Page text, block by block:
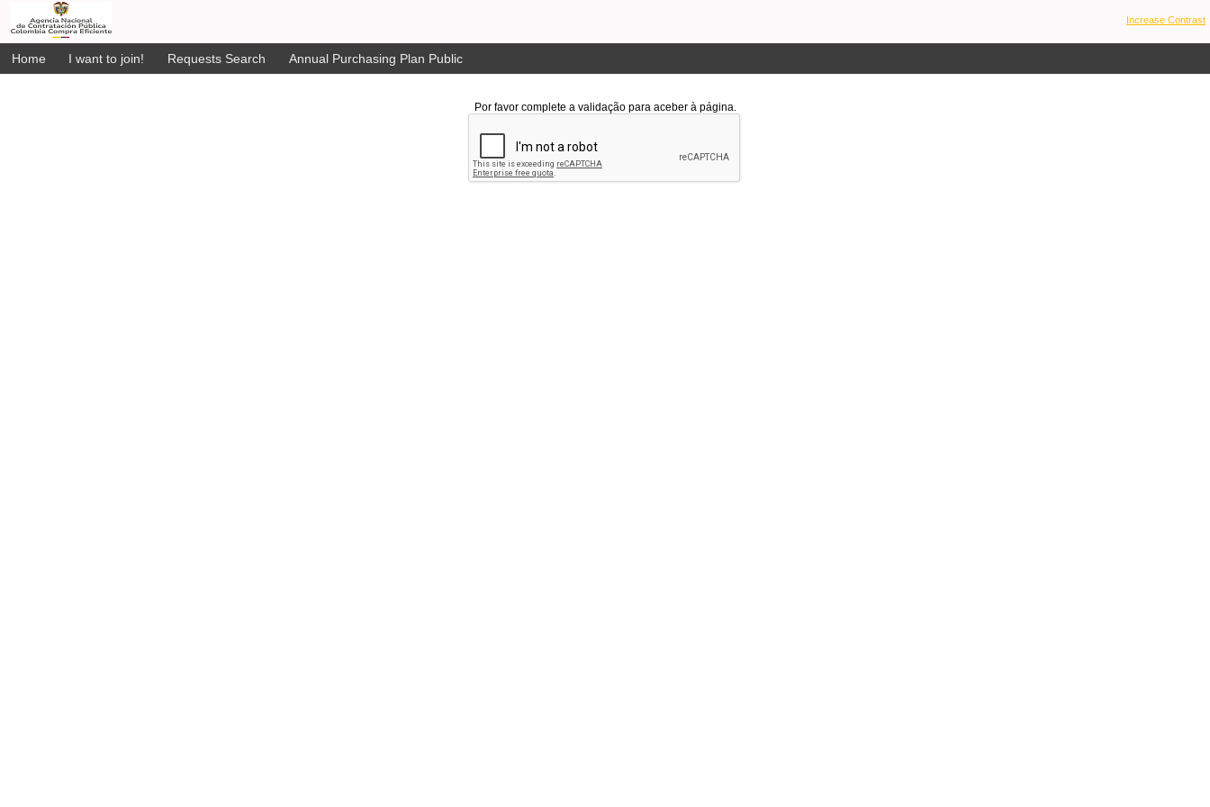
Increase Contrast
Home I want to join! Requests Search Annual Purchasing Plan Public
Por favor complete a validação para aceber à página.